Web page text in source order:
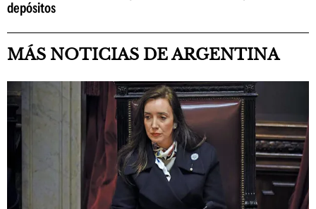
depósitos
MÁS NOTICIAS DE ARGENTINA